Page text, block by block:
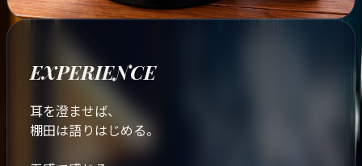
EXPERIENCE
耳を澄ませば、
棚田は語りはじめる。